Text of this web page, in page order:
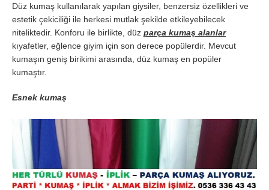
Düz kumaş kullanılarak yapılan giysiler, benzersiz özellikleri ve
estetik çekiciliği ile herkesi mutlak şekilde etkileyebilecek
niteliktedir. Konforu ile birlikte, düz parça kumaş alanlar
kıyafetler, eğlence giyim için son derece popülerdir. Mevcut
kumaşın geniş birikimi arasında, düz kumaş en popüler
kumaştır.
Esnek kumaş